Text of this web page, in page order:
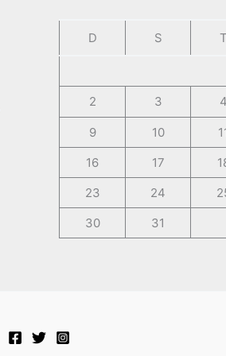
D S T
2
3 4
9 10
16
17
23
24
30
31